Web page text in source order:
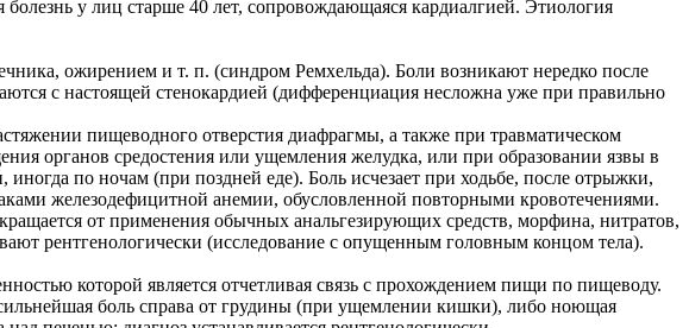
у лиц старше 40 лет, сопровождающаяся кардиалгией. Этиология
ожирением и т. п. (синдром Ремхельда). Боли возникают нередко после
с настоящей стенокардией (дифференциация несложна уже при правильно
пищеводного отверстия диафрагмы, а также при травматическом
органов средостения или ущемления желудка, или при образовании язвы в
по ночам (при поздней еде). Боль исчезает при ходьбе, после отрыжки,
железодефицитной анемии, обусловленной повторными кровотечениями.
от применения обычных анальгезирующих средств, морфина, нитратов,
рентгенологически (исследование с опущенным головным концом тела).
которой является отчетливая связь с прохождением пищи по пищеводу.
боль справа от грудины (при ущемлении кишки), либо ноющая